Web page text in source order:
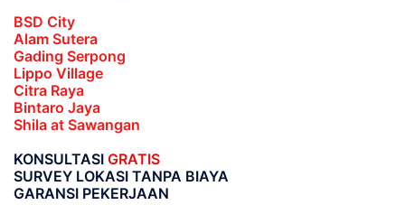
BSD City
Alam Sutera
Gading Serpong
Lippo Village
Citra Raya
Bintaro Jaya
Shila at Sawangan
KONSULTASI GRATIS
SURVEY LOKASI TANPA BIAYA
GARANSI PEKERJAAN